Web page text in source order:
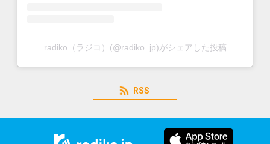
radiko（ラジコ）(@radiko_jp)がシェアした投稿
RSS